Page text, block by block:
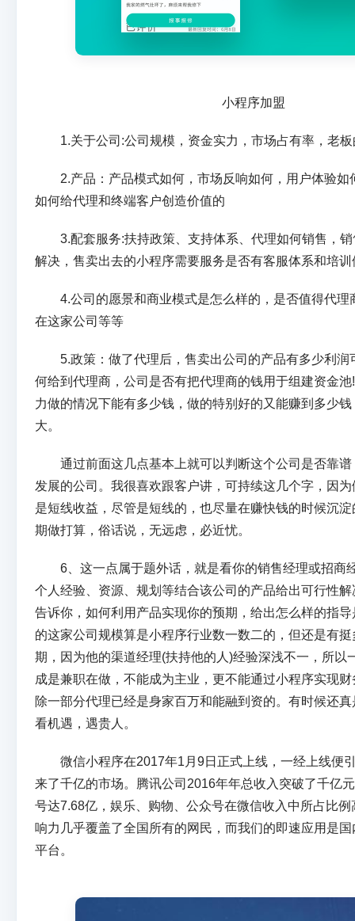
小程序加盟
1.关于公司:公司规模，资金实力，市场占有率，老板
2.产品：产品模式如何，市场反响如何，用户体验如
如何给代理和终端客户创造价值的
3.配套服务:扶持政策、支持体系、代理如何销售，销
解决，售卖出去的小程序需要服务是否有客服体系和培训
4.公司的愿景和商业模式是怎么样的，是否值得代理
在这家公司等等
5.政策：做了代理后，售卖出公司的产品有多少利润
何给到代理商，公司是否有把代理商的钱用于组建资金
力做的情况下能有多少钱，做的特别好的又能赚到多少
大。
通过前面这几点基本上就可以判断这个公司是否靠谱
发展的公司。我很喜欢跟客户讲，可持续这几个字，因
是短线收益，尽管是短线的，也尽量在赚快钱的时候沉
期做打算，俗话说，无远虑，必近忧。
6、这一点属于题外话，就是看你的销售经理或招商
个人经验、资源、规划等结合该公司的产品给出可行性
告诉你，如何利用产品实现你的预期，给出怎么样的指
的这家公司规模算是小程序行业数一数二的，但还是有
期，因为他的渠道经理(扶持他的人)经验深浅不一，所以
成是兼职在做，不能成为主业，更不能通过小程序实现
除一部分代理已经是身家百万和能融到资的。有时候还
看机遇，遇贵人。
微信小程序在2017年1月9日正式上线，一经上线便
来了千亿的市场。腾讯公司2016年年总收入突破了千亿
号达7.68亿，娱乐、购物、公众号在微信收入中所占比
响力几乎覆盖了全国所有的网民，而我们的即速应用是
平台。